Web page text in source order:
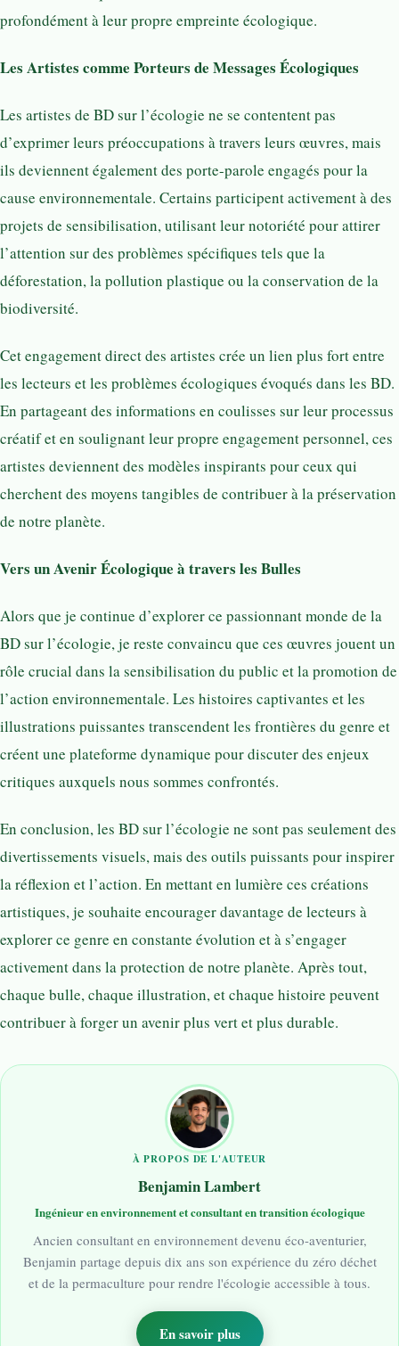
profondément à leur propre empreinte écologique.
Les Artistes comme Porteurs de Messages Écologiques
Les artistes de BD sur l’écologie ne se contentent pas
d’exprimer leurs préoccupations à travers leurs œuvres, mais
ils deviennent également des porte-parole engagés pour la
cause environnementale. Certains participent activement à des
projets de sensibilisation, utilisant leur notoriété pour attirer
l’attention sur des problèmes spécifiques tels que la
déforestation, la pollution plastique ou la conservation de la
biodiversité.
Cet engagement direct des artistes crée un lien plus fort entre
les lecteurs et les problèmes écologiques évoqués dans les BD.
En partageant des informations en coulisses sur leur processus
créatif et en soulignant leur propre engagement personnel, ces
artistes deviennent des modèles inspirants pour ceux qui
cherchent des moyens tangibles de contribuer à la préservation
de notre planète.
Vers un Avenir Écologique à travers les Bulles
Alors que je continue d’explorer ce passionnant monde de la
BD sur l’écologie, je reste convaincu que ces œuvres jouent un
rôle crucial dans la sensibilisation du public et la promotion de
l’action environnementale. Les histoires captivantes et les
illustrations puissantes transcendent les frontières du genre et
créent une plateforme dynamique pour discuter des enjeux
critiques auxquels nous sommes confrontés.
En conclusion, les BD sur l’écologie ne sont pas seulement des
divertissements visuels, mais des outils puissants pour inspirer
la réflexion et l’action. En mettant en lumière ces créations
artistiques, je souhaite encourager davantage de lecteurs à
explorer ce genre en constante évolution et à s’engager
activement dans la protection de notre planète. Après tout,
chaque bulle, chaque illustration, et chaque histoire peuvent
contribuer à forger un avenir plus vert et plus durable.
À PROPOS DE L'AUTEUR
Benjamin Lambert
Ingénieur en environnement et consultant en transition écologique
Ancien consultant en environnement devenu éco-aventurier,
Benjamin partage depuis dix ans son expérience du zéro déchet
et de la permaculture pour rendre l'écologie accessible à tous.
En savoir plus